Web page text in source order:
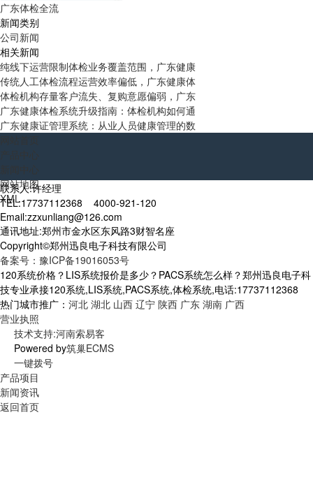
广东体检全流
新闻类别
公司新闻
相关新闻
纯线下运营限制体检业务覆盖范围，广东健康
传统人工体检流程运营效率偏低，广东健康体
体检机构存量客户流失、复购意愿偏弱，广东
广东健康体检系统升级指南：体检机构如何通
广东健康证管理系统：从业人员健康管理的数
网站地图
XML
联系人:许经理
TEL:17737112368 4000-921-120
Email:zzxunliang@126.com
通讯地址:郑州市金水区东风路3财智名座
Copyright©郑州迅良电子科技有限公司
备案号：豫ICP备19016053号
120系统价格？LIS系统报价是多少？PACS系统怎么样？郑州迅良电子科
技专业承接120系统,LIS系统,PACS系统,体检系统,电话:17737112368
热门城市推广： 河北 湖北 山西 辽宁 陕西 广东 湖南 广西
营业执照
技术支持:河南索易客
Powered by筑巢ECMS
一键拨号
产品项目
新闻资讯
返回首页